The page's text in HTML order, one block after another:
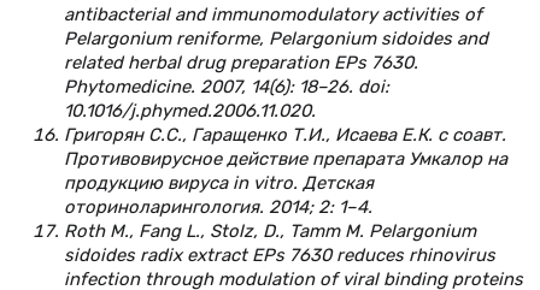
antibacterial and immunomodulatory activities of
Pelargonium reniforme, Pelargonium sidoides and
related herbal drug рreparation EPs 7630.
Phytomedicine. 2007, 14(6): 18–26. doi:
10.1016/j.phymed.2006.11.020.
Григорян С.С., Гаращенко Т.И., Исаева Е.К. с соавт.
Противовирусное действие препарата Умкалор на
продукцию вируса in vitrо. Детская
оториноларингология. 2014; 2: 1–4.
Roth M., Fang L., Stolz, D., Tamm M. Pelargonium
sidoides radix extract EPs 7630 reduces rhinovirus
infection through modulation of viral binding proteins